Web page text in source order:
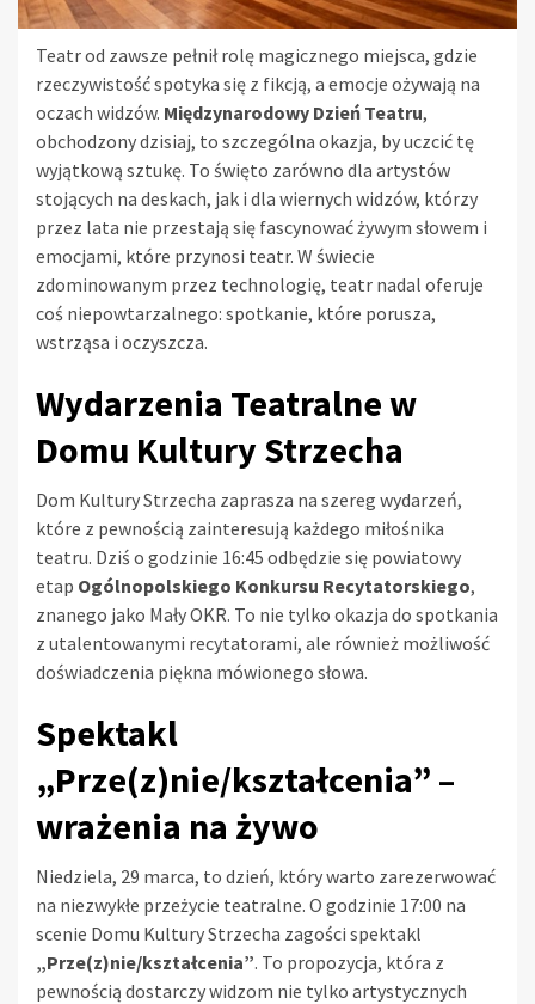
Teatr od zawsze pełnił rolę magicznego miejsca, gdzie
rzeczywistość spotyka się z fikcją, a emocje ożywają na
oczach widzów. Międzynarodowy Dzień Teatru,
obchodzony dzisiaj, to szczególna okazja, by uczcić tę
wyjątkową sztukę. To święto zarówno dla artystów
stojących na deskach, jak i dla wiernych widzów, którzy
przez lata nie przestają się fascynować żywym słowem i
emocjami, które przynosi teatr. W świecie
zdominowanym przez technologię, teatr nadal oferuje
coś niepowtarzalnego: spotkanie, które porusza,
wstrząsa i oczyszcza.
Wydarzenia Teatralne w
Domu Kultury Strzecha
Dom Kultury Strzecha zaprasza na szereg wydarzeń,
które z pewnością zainteresują każdego miłośnika
teatru. Dziś o godzinie 16:45 odbędzie się powiatowy
etap Ogólnopolskiego Konkursu Recytatorskiego,
znanego jako Mały OKR. To nie tylko okazja do spotkania
z utalentowanymi recytatorami, ale również możliwość
doświadczenia piękna mówionego słowa.
Spektakl
„Prze(z)nie/kształcenia” –
wrażenia na żywo
Niedziela, 29 marca, to dzień, który warto zarezerwować
na niezwykłe przeżycie teatralne. O godzinie 17:00 na
scenie Domu Kultury Strzecha zagości spektakl
„Prze(z)nie/kształcenia”. To propozycja, która z
pewnością dostarczy widzom nie tylko artystycznych